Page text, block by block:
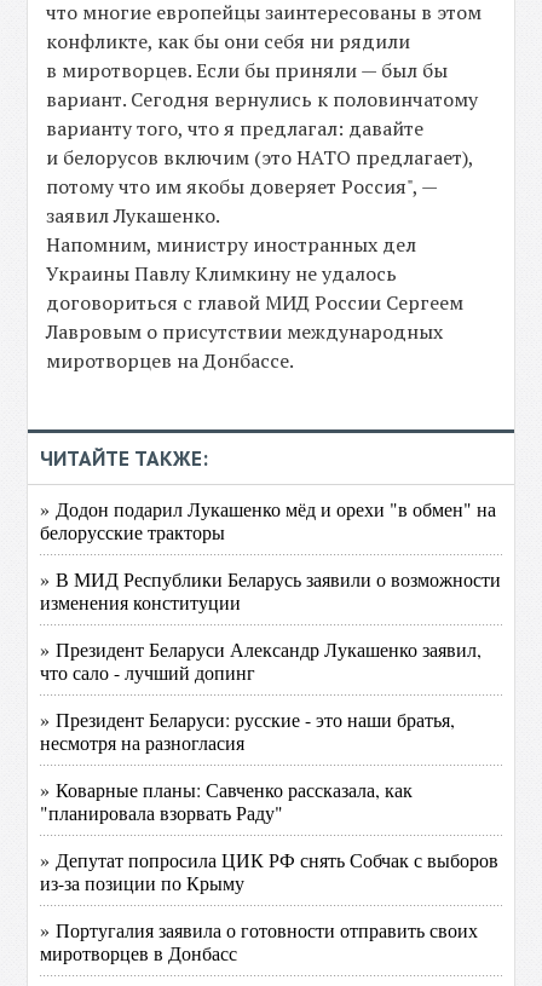
что многие европейцы заинтересованы в этом
конфликте, как бы они себя ни рядили
в миротворцев. Если бы приняли — был бы
вариант. Сегодня вернулись к половинчатому
варианту того, что я предлагал: давайте
и белорусов включим (это НАТО предлагает),
потому что им якобы доверяет Россия", —
заявил Лукашенко.
Напомним, министру иностранных дел
Украины Павлу Климкину не удалось
договориться с главой МИД России Сергеем
Лавровым о присутствии международных
миротворцев на Донбассе.
ЧИТАЙТЕ ТАКЖЕ:
» Додон подарил Лукашенко мёд и орехи "в обмен" на
белорусские тракторы
» В МИД Республики Беларусь заявили о возможности
изменения конституции
» Президент Беларуси Александр Лукашенко заявил,
что сало - лучший допинг
» Президент Беларуси: русские - это наши братья,
несмотря на разногласия
» Коварные планы: Савченко рассказала, как
"планировала взорвать Раду"
» Депутат попросила ЦИК РФ снять Собчак с выборов
из-за позиции по Крыму
» Португалия заявила о готовности отправить своих
миротворцев в Донбасс